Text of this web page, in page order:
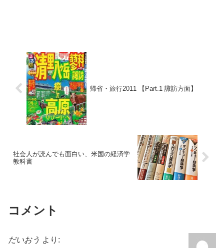
帰省・旅行2011 【Part.1 諏訪方面】
社会人が読んでも面白い、米国の経済学
教科書
コメント
だいおう より: